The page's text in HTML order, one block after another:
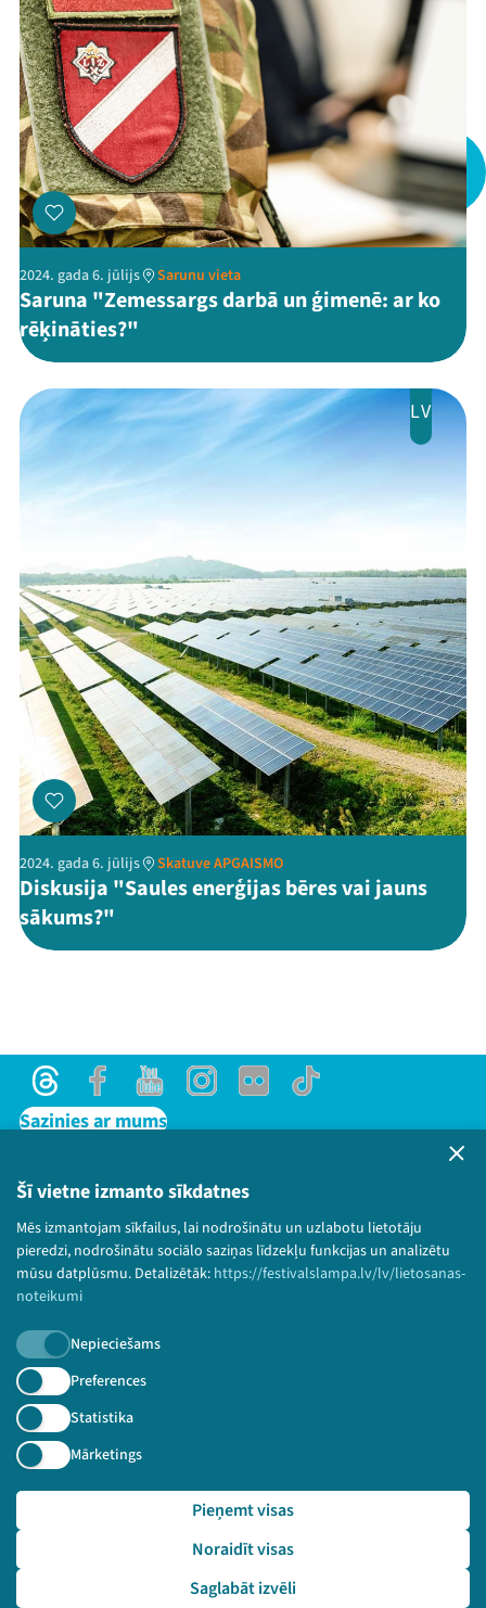
Šī vietne izmanto sīkdatnes
Mēs izmantojam sīkfailus, lai nodrošinātu un uzlabotu lietotāju
pieredzi, nodrošinātu sociālo saziņas līdzekļu funkcijas un analizētu
mūsu datplūsmu. Detalizētāk: https://festivalslampa.lv/lv/lietosanas-
noteikumi
Nepieciešams
Preferences
Statistika
Mārketings
Saglabāt izvēli
Noraidīt visas
Pieņemt visas
Programma
Arhīvs
Viņi bija LAMPĀ 2026
Jaunumi
Ziedo
Veikals
Kontakti
ThreadsFacebookYoutube
X Instagram
Flick TikTok
2024. gada 6. jūlijs Sarunu vieta
Saruna "Zemessargs darbā un ģimenē: ar ko
rēķināties?"
LV
2024. gada 6. jūlijs Skatuve APGAISMO
Diskusija "Saules enerģijas bēres vai jauns
sākums?"
ThreadsFacebookYoutubeInstagram
Flick TikTok
Sazinies ar mums
Lietošanas noteikumi un sīkdatņu politika
Bērnu aizsardzības politika
© 2026 Sarunu festivāls LAMPA Visas tiesības
paturētas.
Piesakies jaunumiem!
Nepalaid garām aktuālāko informāciju!
Pieteikties
🔗 https://festivalslampa.lv/lv/dalibnieki/6004